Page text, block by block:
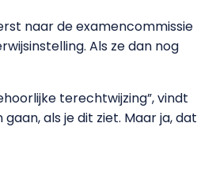
naar de examencommissie
Als ze dan nog
terechtwijzing”, vindt
als je dit ziet. Maar ja, dat